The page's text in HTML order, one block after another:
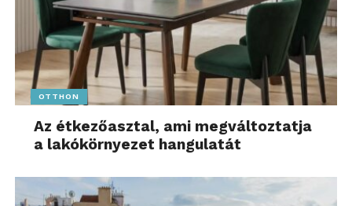
OTTHON
Az étkezőasztal, ami megváltoztatja
a lakókörnyezet hangulatát